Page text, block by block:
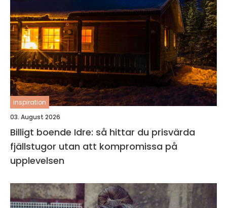
inspiration
03. August 2026
Billigt boende Idre: så hittar du prisvärda
fjällstugor utan att kompromissa på
upplevelsen